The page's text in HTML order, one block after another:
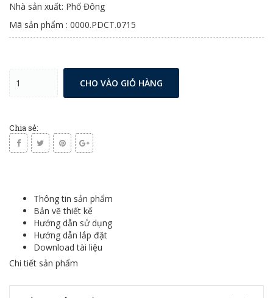
Nhà sản xuất: Phố Đông
Mã sản phẩm : 0000.PDCT.0715
CHO VÀO GIỎ HÀNG
Chia sẻ:
Thông tin sản phẩm
Bản vẽ thiết kế
Hướng dẫn sử dụng
Hướng dẫn lắp đặt
Download tài liệu
Chi tiết sản phẩm